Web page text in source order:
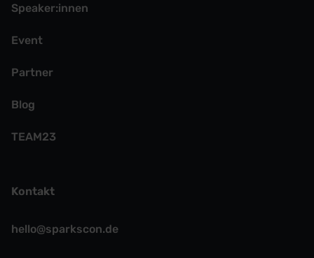
Speaker:innen
Event
Partner
Blog
TEAM23
Kontakt
hello@sparkscon.de